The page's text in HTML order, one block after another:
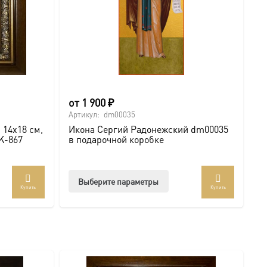
не просто святыню, асимвол личного небесного
Радонежскийпокровительствует вам
см,
867
Купить
от 1 900₽
Артикул: dm00035
Икона Сергий Радонежский dm00035
в подарочной коробке
Выберите параметры
Купить